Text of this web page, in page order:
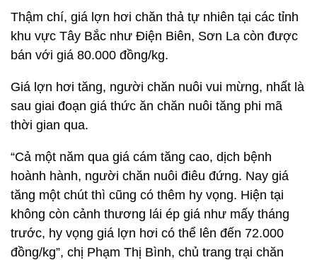
Thậm chí, giá lợn hơi chăn thả tự nhiên tại các tỉnh
khu vực Tây Bắc như Điện Biên, Sơn La còn được
bán với giá 80.000 đồng/kg.
Giá lợn hơi tăng, người chăn nuôi vui mừng, nhất là
sau giai đoạn giá thức ăn chăn nuôi tăng phi mã
thời gian qua.
“Cả một năm qua giá cám tăng cao, dịch bệnh
hoành hành, người chăn nuôi điêu đứng. Nay giá
tăng một chút thì cũng có thêm hy vọng. Hiện tại
không còn cảnh thương lái ép giá như mấy tháng
trước, hy vọng giá lợn hơi có thể lên đến 72.000
đồng/kg”, chị Phạm Thị Bình, chủ trang trại chăn